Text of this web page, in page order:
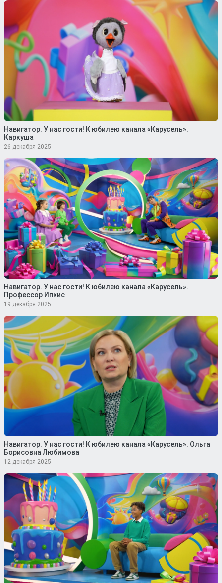
Навигатор. У нас гости! К юбилею канала «Карусель».
Каркуша
26 декабря 2025
Навигатор. У нас гости! К юбилею канала «Карусель».
Профессор Ипкис
19 декабря 2025
Навигатор. У нас гости! К юбилею канала «Карусель». Ольга
Борисовна Любимова
12 декабря 2025